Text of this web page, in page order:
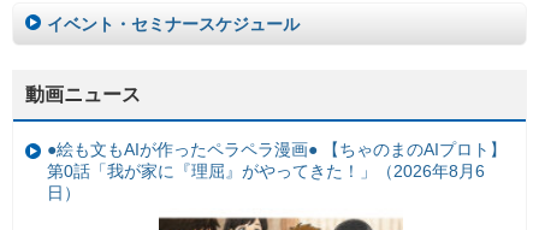
イベント・セミナースケジュール
動画ニュース
●絵も文もAIが作ったペラペラ漫画● 【ちゃのまのAIプロト】
第0話「我が家に『理屈』がやってきた！」（2026年8月6
日）